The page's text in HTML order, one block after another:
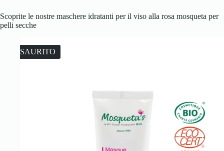
Scoprite le nostre maschere idratanti per il viso alla rosa mosqueta per
pelli secche
ESAURITO